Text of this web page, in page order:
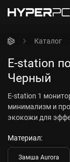
Каталог
E-station
Черный
E-station 1
минимализм и
экокожи для
Материал:
Замша Aurora